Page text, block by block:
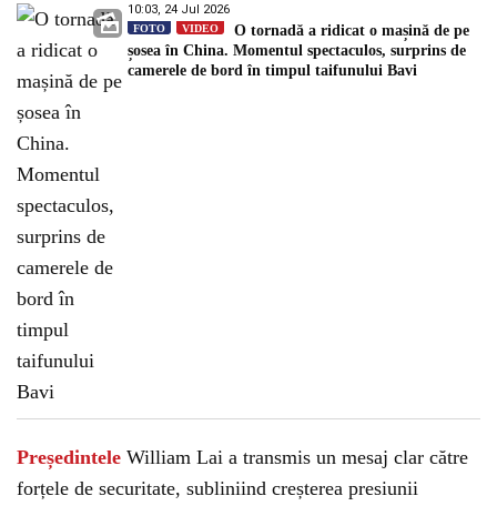
10:03, 24 Jul 2026
FOTO VIDEO
O tornadă a ridicat o mașină de pe
șosea în China. Momentul spectaculos, surprins de
camerele de bord în timpul taifunului Bavi
Președintele William Lai a transmis un mesaj clar către
forțele de securitate, subliniind creșterea presiunii